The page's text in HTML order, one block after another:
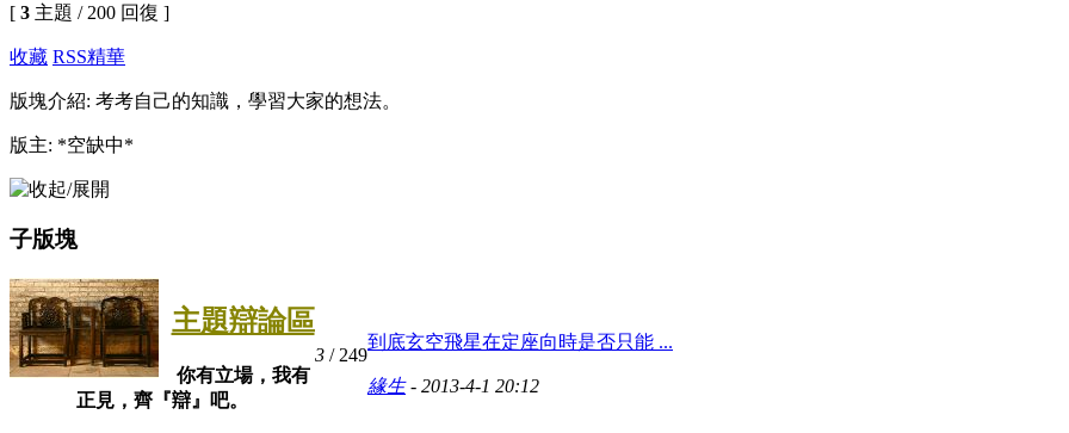
[ 3 主題 / 200 回復 ]
收藏 RSS精華
版塊介紹: 考考自己的知識，學習大家的想法。
版主: *空缺中*
子版塊
主題辯論區
你有立場，我有
正見，齊『辯』吧。
3 / 249
到底玄空飛星在定座向時是否只能 ...
緣生- 2013-4-1 20:12